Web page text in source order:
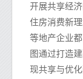
开展共享经
住房消费新
等地产企业
图通过打造
现共享与优